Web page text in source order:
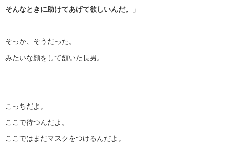
そんなときに助けてあげて欲しいんだ。」
そっか、そうだった。
みたいな顔をして頷いた長男。
こっちだよ。
ここで待つんだよ。
ここではまだマスクをつけるんだよ。